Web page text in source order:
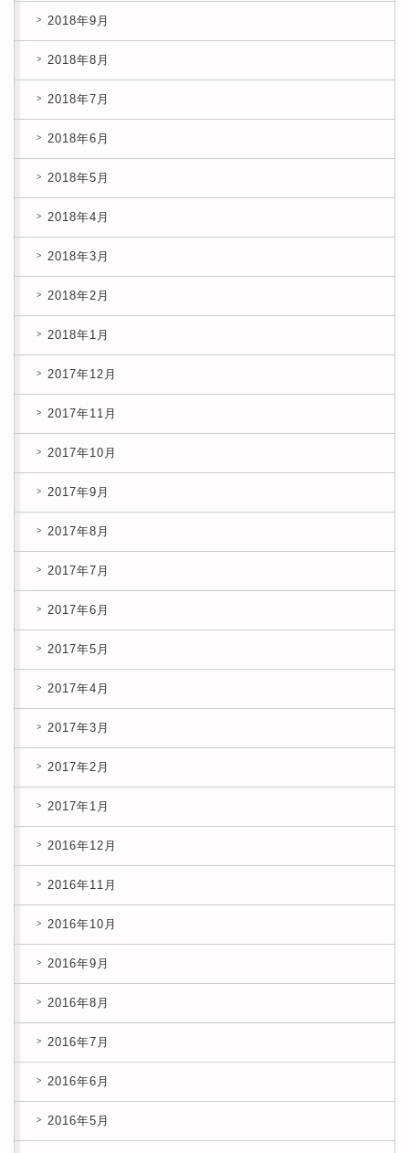
2018年9月
2018年8月
2018年7月
2018年6月
2018年5月
2018年4月
2018年3月
2018年2月
2018年1月
2017年12月
2017年11月
2017年10月
2017年9月
2017年8月
2017年7月
2017年6月
2017年5月
2017年4月
2017年3月
2017年2月
2017年1月
2016年12月
2016年11月
2016年10月
2016年9月
2016年8月
2016年7月
2016年6月
2016年5月